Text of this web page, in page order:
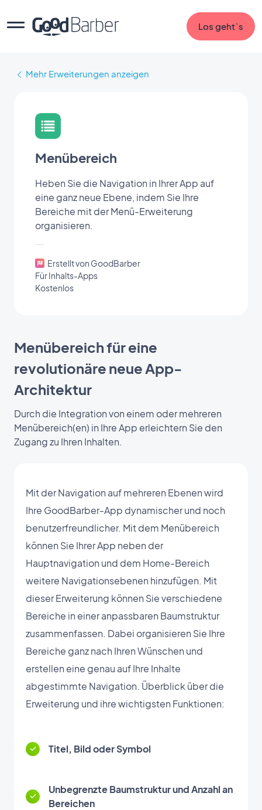
Los geht`s
Mehr Erweiterungen anzeigen
Menübereich
Heben Sie die Navigation in Ihrer App auf
eine ganz neue Ebene, indem Sie Ihre
Bereiche mit der Menü-Erweiterung
organisieren.
Erstellt von GoodBarber
Für Inhalts-Apps
Kostenlos
Menübereich für eine
revolutionäre neue App-
Architektur
Durch die Integration von einem oder mehreren
Menübereich(en) in Ihre App erleichtern Sie den
Zugang zu Ihren Inhalten.
Mit der Navigation auf mehreren Ebenen wird
Ihre GoodBarber-App dynamischer und noch
benutzerfreundlicher. Mit dem Menübereich
können Sie Ihrer App neben der
Hauptnavigation und dem Home-Bereich
weitere Navigationsebenen hinzufügen. Mit
dieser Erweiterung können Sie verschiedene
Bereiche in einer anpassbaren Baumstruktur
zusammenfassen. Dabei organisieren Sie Ihre
Bereiche ganz nach Ihren Wünschen und
erstellen eine genau auf Ihre Inhalte
abgestimmte Navigation. Überblick über die
Erweiterung und ihre wichtigsten Funktionen:
Titel, Bild oder Symbol
Unbegrenzte Baumstruktur und Anzahl an
Bereichen